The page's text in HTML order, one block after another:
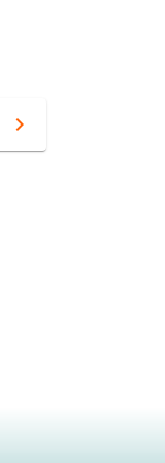
navigate_next